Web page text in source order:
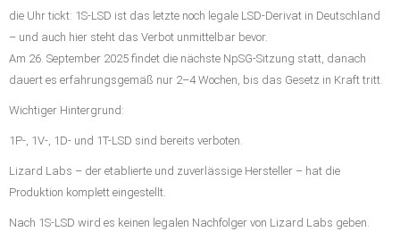
die Uhr tickt: 1S-LSD ist das letzte noch legale LSD-Derivat in Deutschland
– und auch hier steht das Verbot unmittelbar bevor.
Am 26. September 2025 findet die nächste NpSG-Sitzung statt, danach
dauert es erfahrungsgemäß nur 2–4 Wochen, bis das Gesetz in Kraft tritt.
Wichtiger Hintergrund:
1P-, 1V-, 1D- und 1T-LSD sind bereits verboten.
Lizard Labs – der etablierte und zuverlässige Hersteller – hat die
Produktion komplett eingestellt.
Nach 1S-LSD wird es keinen legalen Nachfolger von Lizard Labs geben.